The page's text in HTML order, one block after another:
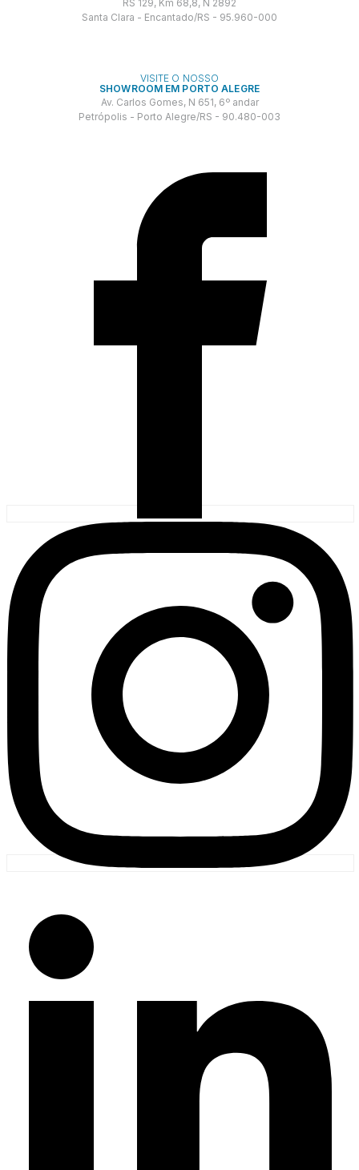
RS 129, Km 68,8, N 2892
Santa Clara - Encantado/RS - 95.960-000
VISITE O NOSSO
SHOWROOM EM PORTO ALEGRE
Av. Carlos Gomes, N 651, 6º andar
Petrópolis - Porto Alegre/RS - 90.480-003